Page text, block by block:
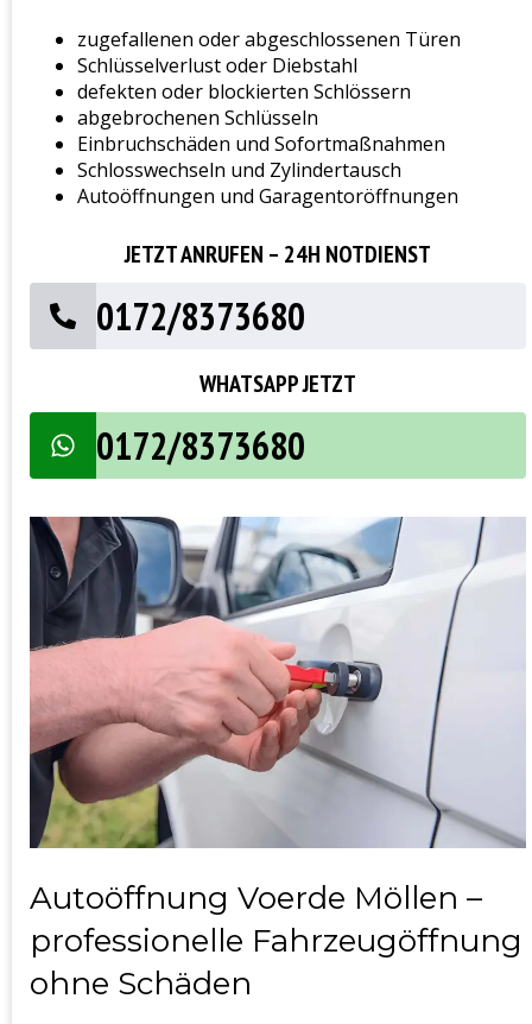
zugefallenen oder abgeschlossenen Türen
Schlüsselverlust oder Diebstahl
defekten oder blockierten Schlössern
abgebrochenen Schlüsseln
Einbruchschäden und Sofortmaßnahmen
Schlosswechseln und Zylindertausch
Autoöffnungen und Garagentoröffnungen
JETZT ANRUFEN – 24H NOTDIENST
0172/8373680
WHATSAPP JETZT
0172/8373680
Autoöffnung Voerde Möllen –
professionelle Fahrzeugöffnung
ohne Schäden